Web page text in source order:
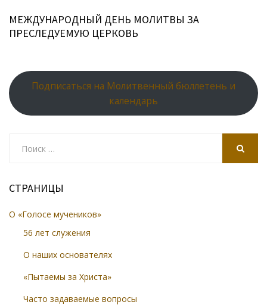
МЕЖДУНАРОДНЫЙ ДЕНЬ МОЛИТВЫ ЗА
ПРЕСЛЕДУЕМУЮ ЦЕРКОВЬ
Подписаться на Молитвенный бюллетень и
календарь
СТРАНИЦЫ
О «Голосе мучеников»
56 лет служения
О наших основателях
«Пытаемы за Христа»
Часто задаваемые вопросы